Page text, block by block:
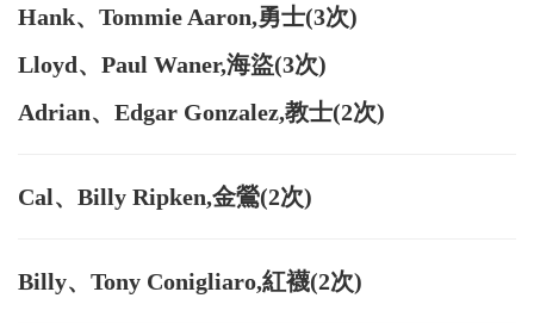
Hank、Tommie Aaron,勇士(3次)
Lloyd、Paul Waner,海盜(3次)
Adrian、Edgar Gonzalez,教士(2次)
Cal、Billy Ripken,金鶯(2次)
Billy、Tony Conigliaro,紅襪(2次)